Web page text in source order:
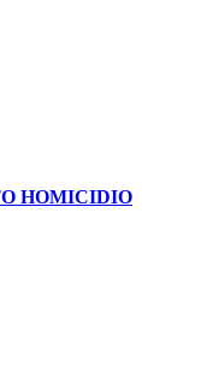
HOMICIDIO